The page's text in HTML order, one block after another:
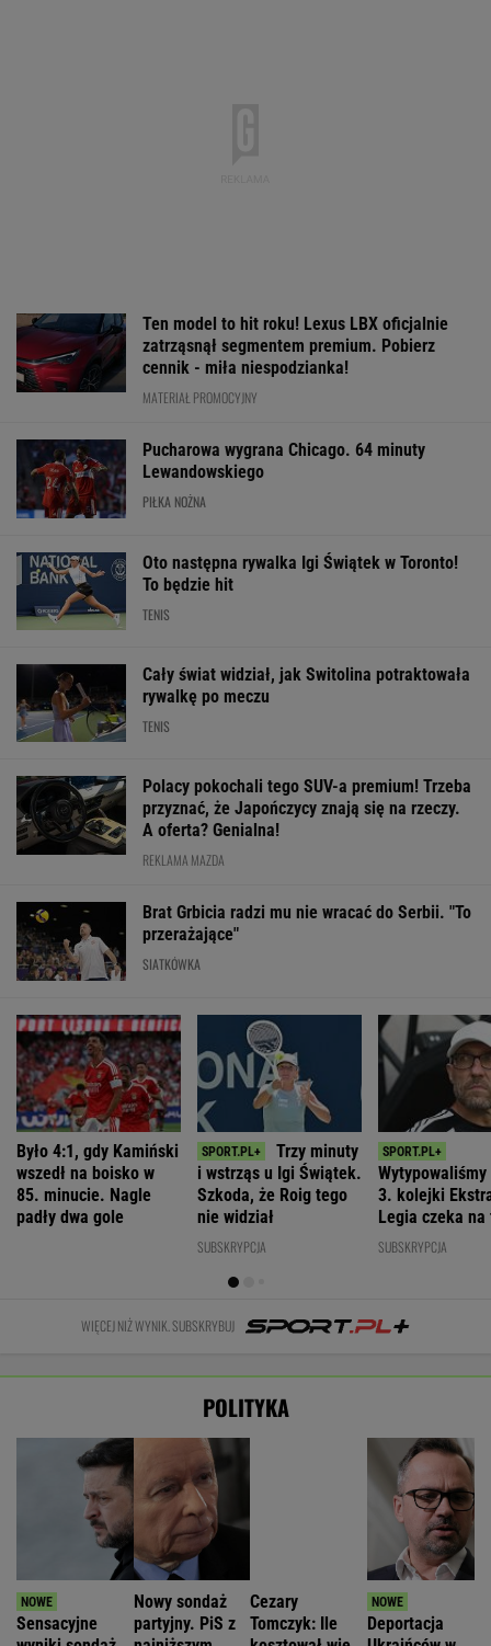
Ten model to hit roku! Lexus LBX oficjalnie
zatrząsnął segmentem premium. Pobierz
cennik - miła niespodzianka!
MATERIAŁ PROMOCYJNY
Pucharowa wygrana Chicago. 64 minuty
Lewandowskiego
PIŁKA NOŻNA
Oto następna rywalka Igi Świątek w Toronto!
To będzie hit
TENIS
Cały świat widział, jak Switolina potraktowała
rywalkę po meczu
TENIS
Polacy pokochali tego SUV-a premium! Trzeba
przyznać, że Japończycy znają się na rzeczy.
A oferta? Genialna!
REKLAMA MAZDA
Brat Grbicia radzi mu nie wracać do Serbii. "To
przerażające"
SIATKÓWKA
Było 4:1, gdy Kamiński
wszedł na boisko w
85. minucie. Nagle
padły dwa gole
Trzy minuty
i wstrząs u Igi Świątek.
Szkoda, że Roig tego
nie widział
SUBSKRYPCJA
3. kolejki
Legia czeka na
lat
SUBSKRYPCJA
WIĘCEJ NIŻ WYNIK. SUBSKRYBUJ
POLITYKA
Sensacyjne
Nowy sondaż
partyjny. PiS z
Cezary
Tomczyk: Ile
Deportacja